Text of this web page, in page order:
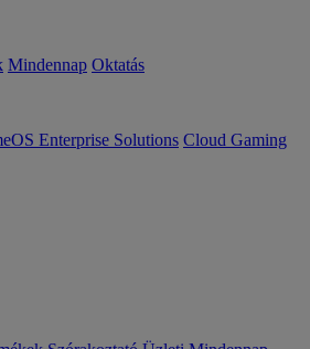
Mindennap Oktatás
Enterprise Solutions Cloud Gaming